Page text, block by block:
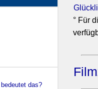
das?
° Für